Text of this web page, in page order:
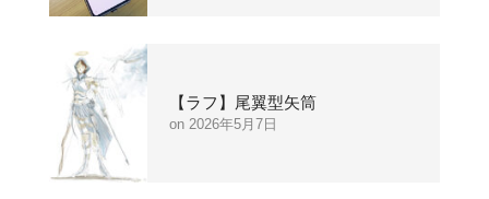
【ラフ】尾翼型矢筒
2026年5月7日